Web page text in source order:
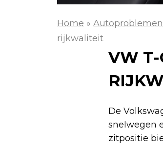
Home » Autoproblemen
rijkwaliteit
VW T-
De
snelwegen
zitpositie